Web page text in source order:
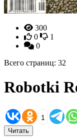
300
0
1
0
Всего страниц: 32
Robotki
1
Читать